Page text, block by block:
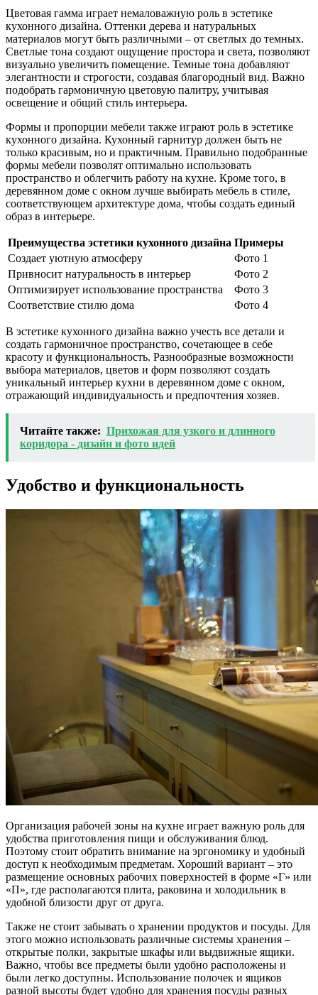
Цветовая гамма играет немаловажную роль в эстетике
кухонного дизайна. Оттенки дерева и натуральных
материалов могут быть различными – от светлых до темных.
Светлые тона создают ощущение простора и света, позволяют
визуально увеличить помещение. Темные тона добавляют
элегантности и строгости, создавая благородный вид. Важно
подобрать гармоничную цветовую палитру, учитывая
освещение и общий стиль интерьера.
Формы и пропорции мебели также играют роль в эстетике
кухонного дизайна. Кухонный гарнитур должен быть не
только красивым, но и практичным. Правильно подобранные
формы мебели позволят оптимально использовать
пространство и облегчить работу на кухне. Кроме того, в
деревянном доме с окном лучше выбирать мебель в стиле,
соответствующем архитектуре дома, чтобы создать единый
образ в интерьере.
Преимущества эстетики кухонного дизайна Примеры
Создает уютную атмосферу
Фото 1
Привносит натуральность в интерьер
Фото 2
Оптимизирует использование пространства
Фото 3
Соответствие стилю дома
Фото 4
В эстетике кухонного дизайна важно учесть все детали и
создать гармоничное пространство, сочетающее в себе
красоту и функциональность. Разнообразные возможности
выбора материалов, цветов и форм позволяют создать
уникальный интерьер кухни в деревянном доме с окном,
отражающий индивидуальность и предпочтения хозяев.
Читайте также: Прихожая для узкого и длинного
коридора - дизайн и фото идей
Удобство и функциональность
Организация рабочей зоны на кухне играет важную роль для
удобства приготовления пищи и обслуживания блюд.
Поэтому стоит обратить внимание на эргономику и удобный
доступ к необходимым предметам. Хороший вариант – это
размещение основных рабочих поверхностей в форме «Г» или
«П», где располагаются плита, раковина и холодильник в
удобной близости друг от друга.
Также не стоит забывать о хранении продуктов и посуды. Для
этого можно использовать различные системы хранения –
открытые полки, закрытые шкафы или выдвижные ящики.
Важно, чтобы все предметы были удобно расположены и
были легко доступны. Использование полочек и ящиков
разной высоты будет удобно для хранения посуды разных